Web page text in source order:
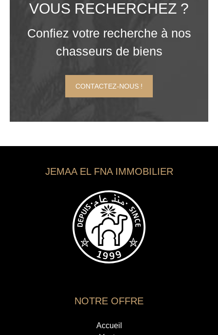
VOUS RECHERCHEZ ?
Confiez votre recherche à nos
chasseurs de biens
CONTACTEZ-NOUS !
JEMAA EL FNA IMMOBILIER
NOTRE OFFRE
Accueil